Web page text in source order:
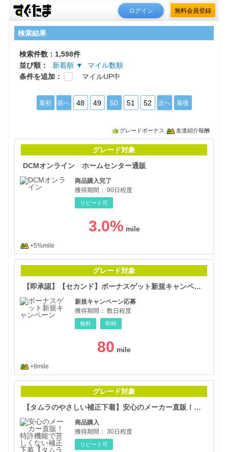
ログイン 無料会員登録
検索結果
検索件数：1,598件
並び順：
新着順 ▼
マイル数順
条件を追加：
マイルUP中
最初 前へ 48 49 50 51 52 次へ 最後
グレードボーナス 友達紹介報酬
グレード対象
DCMオンライン ホームセンター通販
商品購入完了
獲得期間： 90日程度
リピート可
3.0%
+5%mile
グレード対象
【即承認】【セカンド】ボーナスゲット新規キャンペーン応募
新規キャンペーン応募
獲得期間： 数日程度
無料 即時
80
+8mile
グレード対象
【タムラのやさしい補正下着】安心のメーカー直販！特許機能で苦しくない補正下着
商品購入
獲得期間： 30日程度
リピート可